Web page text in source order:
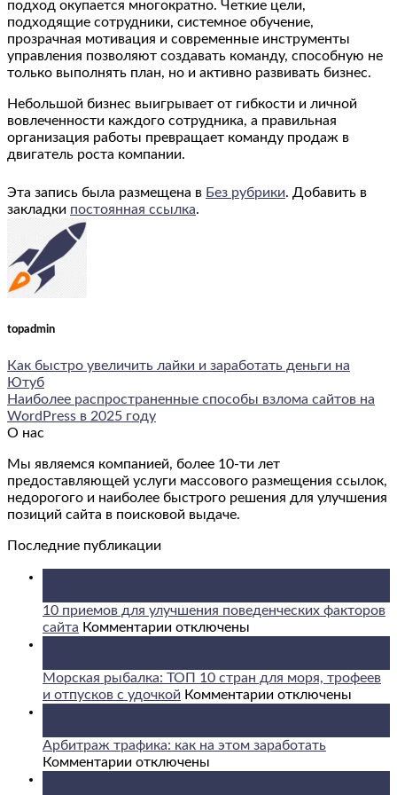
подход окупается многократно. Четкие цели,
подходящие сотрудники, системное обучение,
прозрачная мотивация и современные инструменты
управления позволяют создавать команду, способную не
только выполнять план, но и активно развивать бизнес.
Небольшой бизнес выигрывает от гибкости и личной
вовлеченности каждого сотрудника, а правильная
организация работы превращает команду продаж в
двигатель роста компании.
Эта запись была размещена в Без рубрики. Добавить в
закладки постоянная ссылка.
topadmin
Как быстро увеличить лайки и заработать деньги на
Ютуб
Наиболее распространенные способы взлома сайтов на
WordPress в 2025 году
О нас
Мы являемся компанией, более 10-ти лет
предоставляющей услуги массового размещения ссылок,
недорогого и наиболее быстрого решения для улучшения
позиций сайта в поисковой выдаче.
Последние публикации
10 приемов для улучшения поведенческих факторов
сайта Комментарии к
приемов
для
факторов
сайта
отключены
Морская рыбалка: ТОП 10 стран для моря, трофеев
и отпусков с удочкой Комментарии к
рыбалка:
отключены
Арбитраж трафика: как на этом заработать
Комментарии котключены